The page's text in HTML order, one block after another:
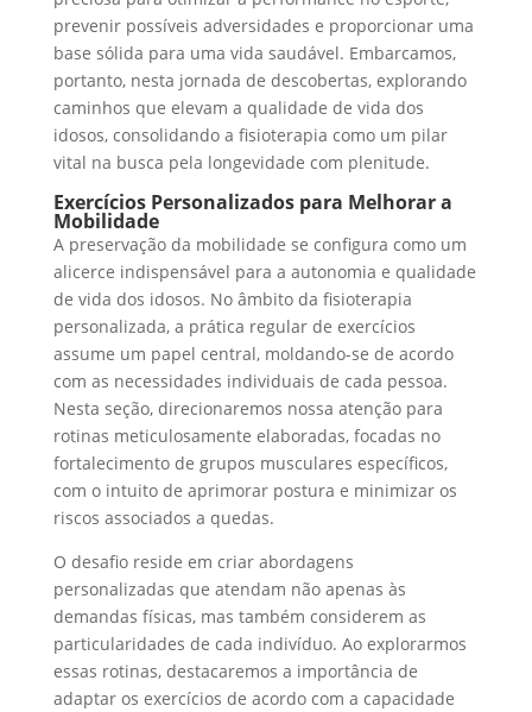
prevenir possíveis adversidades e proporcionar uma
base sólida para uma vida saudável. Embarcamos,
portanto, nesta jornada de descobertas, explorando
caminhos que elevam a qualidade de vida dos
idosos, consolidando a fisioterapia como um pilar
vital na busca pela longevidade com plenitude.
Exercícios Personalizados para Melhorar a
Mobilidade
A preservação da mobilidade se configura como um
alicerce indispensável para a autonomia e qualidade
de vida dos idosos. No âmbito da fisioterapia
personalizada, a prática regular de exercícios
assume um papel central, moldando-se de acordo
com as necessidades individuais de cada pessoa.
Nesta seção, direcionaremos nossa atenção para
rotinas meticulosamente elaboradas, focadas no
fortalecimento de grupos musculares específicos,
com o intuito de aprimorar postura e minimizar os
riscos associados a quedas.
O desafio reside em criar abordagens
personalizadas que atendam não apenas às
demandas físicas, mas também considerem as
particularidades de cada indivíduo. Ao explorarmos
essas rotinas, destacaremos a importância de
adaptar os exercícios de acordo com a capacidade